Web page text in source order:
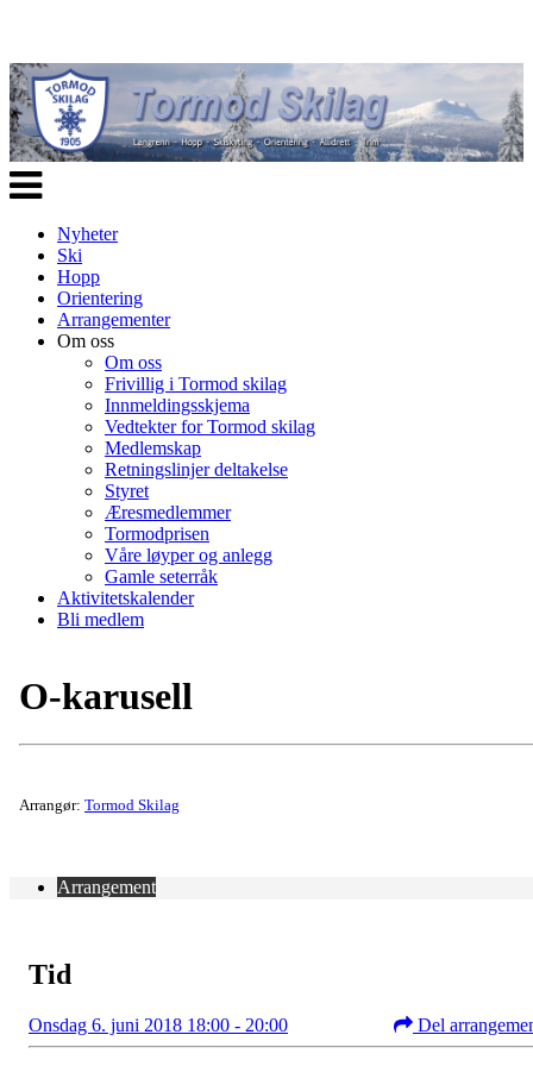
Veksle
navigasjon
Nyheter
Ski
Hopp
Orientering
Arrangementer
Om oss
Om oss
Frivillig i Tormod skilag
Innmeldingsskjema
Vedtekter for Tormod skilag
Medlemskap
Retningslinjer deltakelse
Styret
Æresmedlemmer
Tormodprisen
Våre løyper og anlegg
Gamle seterråk
Aktivitetskalender
Bli medlem
O-karusell
Arrangør: Tormod Skilag
Arrangement
Tid
Onsdag 6. juni 2018 18:00 - 20:00 Del